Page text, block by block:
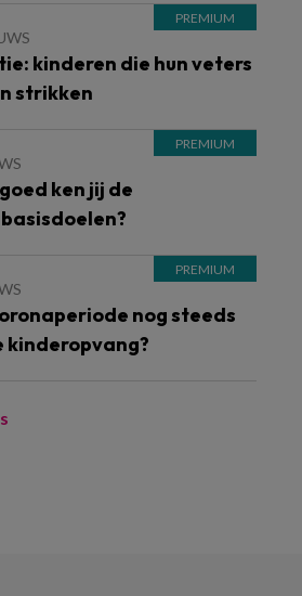
kinderen die hun veters
strikken
ken jij de
nog steeds
kinderopvang?